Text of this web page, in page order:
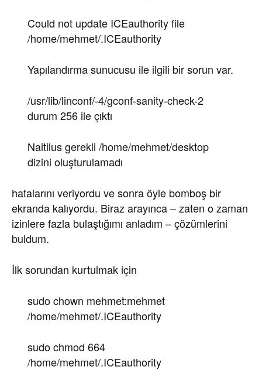
Could not update ICEauthority file
/home/mehmet/.ICEauthority
Yapılandırma sunucusu ile ilgili bir sorun var.
/usr/lib/linconf/-4/gconf-sanity-check-2
durum 256 ile çıktı
Naitilus gerekli /home/mehmet/desktop
dizini oluşturulamadı
hatalarını veriyordu ve sonra öyle bomboş bir
ekranda kalıyordu. Biraz arayınca – zaten o zaman
izinlere fazla bulaştığımı anladım – çözümlerini
buldum.
İlk sorundan kurtulmak için
sudo chown mehmet:mehmet
/home/mehmet/.ICEauthority
sudo chmod 664
/home/mehmet/.ICEauthority